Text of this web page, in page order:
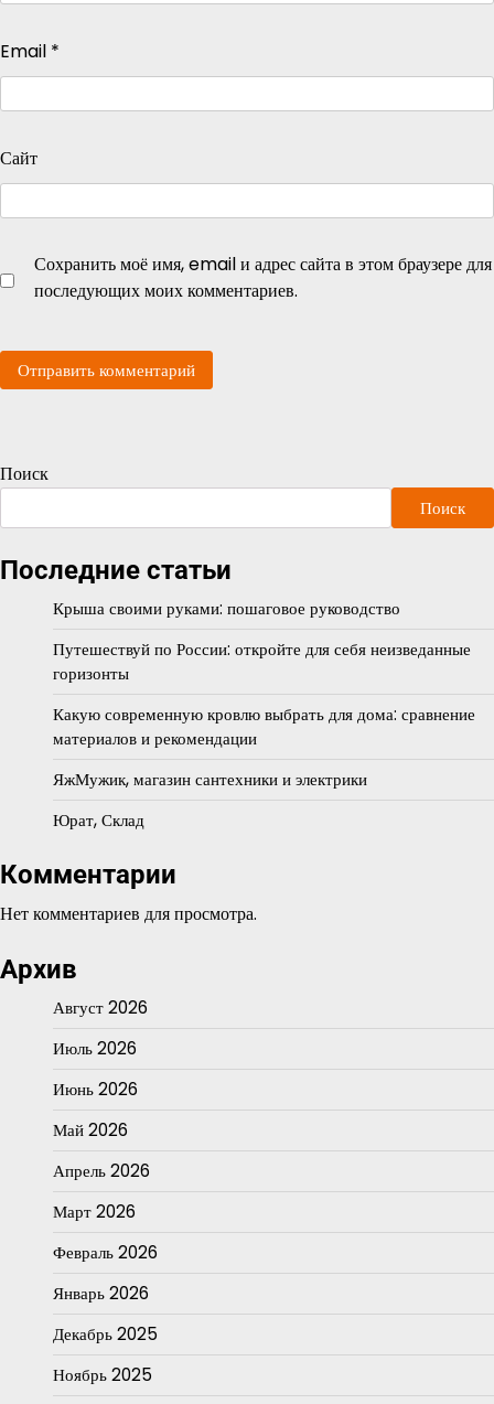
Email *
Сайт
Сохранить моё имя, email и адрес сайта в этом браузере для
последующих моих комментариев.
Поиск
Поиск
Последние статьи
Крыша своими руками: пошаговое руководство
Путешествуй по России: откройте для себя неизведанные
горизонты
Какую современную кровлю выбрать для дома: сравнение
материалов и рекомендации
ЯжМужик, магазин сантехники и электрики
Юрат, Склад
Комментарии
Нет комментариев для просмотра.
Архив
Август 2026
Июль 2026
Июнь 2026
Май 2026
Апрель 2026
Март 2026
Февраль 2026
Январь 2026
Декабрь 2025
Ноябрь 2025